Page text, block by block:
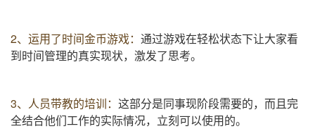
2、运用了时间金币游戏： 通过游戏在轻松状态下让大家看
到时间管理的真实现状，激发了思考。
3、人员带教的培训： 这部分是同事现阶段需要的，而且完
全结合他们工作的实际情况，立刻可以使用的。